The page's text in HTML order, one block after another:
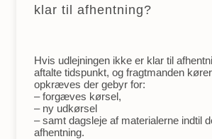
klar til afhentning?
Hvis udlejningen ikke er klar til
aftalte tidspunkt, og fragtmanden
opkræves der gebyr for:
– forgæves kørsel,
– ny udkørsel
– samt dagsleje af materialerne indtil
afhentning.